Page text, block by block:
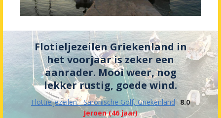
Flotieljezeilen Griekenland in
het voorjaar is zeker een
aanrader. Mooi weer, nog
lekker rustig, goede wind.
Flottieljezeilen - Saronische Golf, Griekenland
8.0
Jeroen (46 jaar)